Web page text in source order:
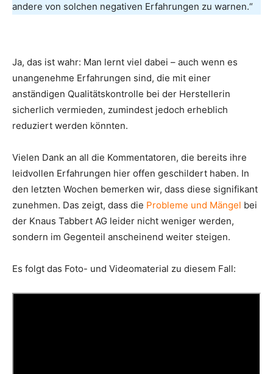
andere von solchen negativen Erfahrungen zu warnen.“
Ja, das ist wahr: Man lernt viel dabei – auch wenn es
unangenehme Erfahrungen sind, die mit einer
anständigen Qualitätskontrolle bei der Herstellerin
sicherlich vermieden, zumindest jedoch erheblich
reduziert werden könnten.
Vielen Dank an all die Kommentatoren, die bereits ihre
leidvollen Erfahrungen hier offen geschildert haben. In
den letzten Wochen bemerken wir, dass diese signifikant
zunehmen. Das zeigt, dass die Probleme und Mängel bei
der Knaus Tabbert AG leider nicht weniger werden,
sondern im Gegenteil anscheinend weiter steigen.
Es folgt das Foto- und Videomaterial zu diesem Fall: